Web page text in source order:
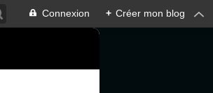
Connexion + Créer mon blog